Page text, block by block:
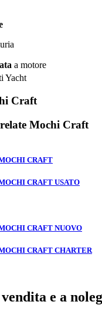
a motore
Yacht
Craft
Mochi Craft
CRAFT
CRAFT USATO
CRAFT NUOVO
CRAFT CHARTER
e a